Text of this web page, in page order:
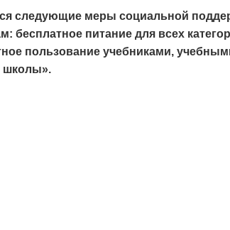
следующие меры социальной
бесплатное питание для всех
пользование учебниками,
школы».